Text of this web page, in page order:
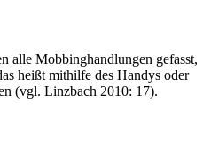
alle Mobbinghandlungen gefasst,
heißt mithilfe des Handys oder
(vgl. Linzbach 2010: 17).